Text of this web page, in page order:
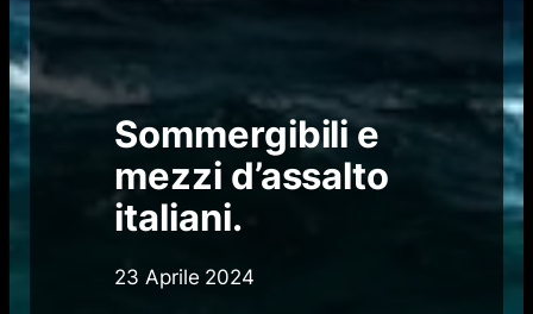
Sommergibili e
mezzi d’assalto
italiani.
23 Aprile 2024